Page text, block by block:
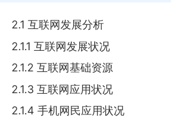
2.1 互联网发展分析
2.1.1 互联网发展状况
2.1.2 互联网基础资源
2.1.3 互联网应用状况
2.1.4 手机网民应用状况